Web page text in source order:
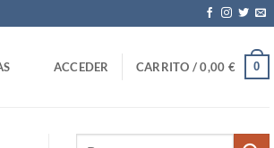
ACCEDER CARRITO /0,00 € 0